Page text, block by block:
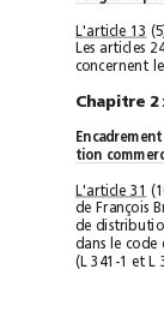
L'article 13
L'article 31